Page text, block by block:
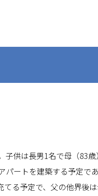
供は長男1名で母（83歳
ートを建築する予定で
る予定で、父の他界後は